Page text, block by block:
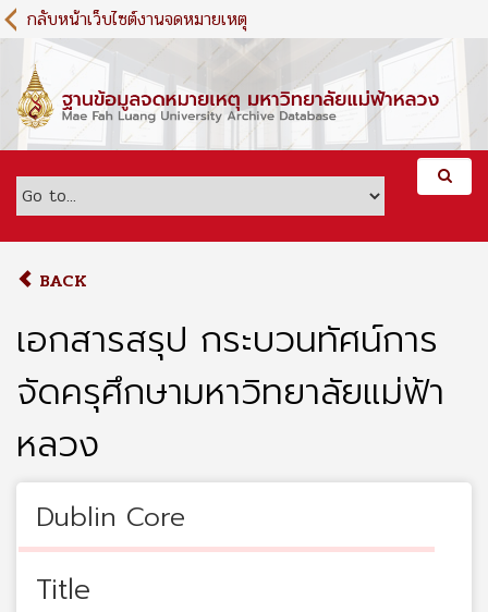
S
k
m
c
กลับหน้าเว็บไซต์งานจดหมายเหตุ
BACK
เอกสารสรุป กระบวนทัศน์การ
จัดครุศึกษามหาวิทยาลัยแม่ฟ้า
หลวง
Dublin Core
Title